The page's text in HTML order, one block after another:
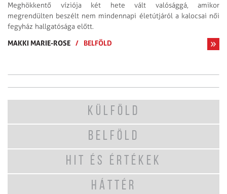
Meghökkentő víziója két hete vált valósággá, amikor
megrendülten beszélt nem mindennapi életútjáról a kalocsai női
fegyház hallgatósága előtt.
MAKKI MARIE-ROSE / BELFÖLD
KÜLFÖLD
BELFÖLD
HIT ÉS ÉRTÉKEK
HÁTTÉR